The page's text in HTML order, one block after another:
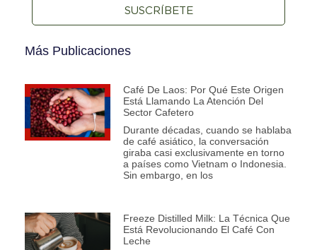
SUSCRÍBETE
Más Publicaciones
Café De Laos: Por Qué Este Origen
Está Llamando La Atención Del
Sector Cafetero
Durante décadas, cuando se hablaba
de café asiático, la conversación
giraba casi exclusivamente en torno
a países como Vietnam o Indonesia.
Sin embargo, en los
Freeze Distilled Milk: La Técnica Que
Está Revolucionando El Café Con
Leche